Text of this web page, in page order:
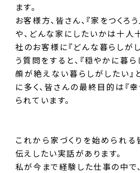
ます。
お客様方、皆さん、『家をつくろ
や、どんな家にしたいかは十人
社のお客様に『どんな暮らしが
う質問をすると、『穏やかに暮ら
顔が絶えない暮らしがしたい』
に多く、皆さんの最終目的は『
られています。
これから家づくりを始められる
伝えしたい実話があります。
私が今まで経験した仕事の中で